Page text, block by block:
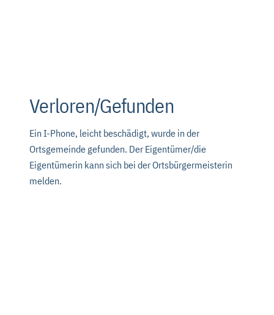
Verloren/Gefunden
Ein I-Phone, leicht beschädigt, wurde in der
Ortsgemeinde gefunden. Der Eigentümer/die
Eigentümerin kann sich bei der Ortsbürgermeisterin
melden.